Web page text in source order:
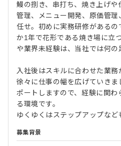
鰻の捌き、串打ち、焼き上げや
管理、メニュー開発、原価管
任せ。初めに実務研修があるの
か1年で花形である焼き場に立
や業界未経験は、当社では何の
入社後はスキルに合わせた業務
徐々に仕事の幅を広げていきま
ポートしますので、経験に関わ
る環境です。
ゆくゆくはステップアップなど
募集背景